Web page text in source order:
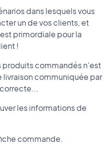
dans lesquels vous
un de vos clients, et
primordiale pour la
!
produits commandés n'est
livraison communiquée par
les informations de
commande.